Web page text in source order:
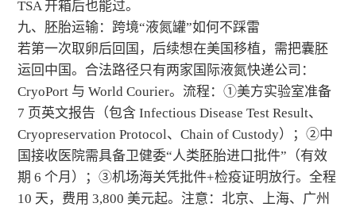
TSA 开箱后也能过。
九、胚胎运输：跨境“液氮罐”如何不踩雷
若第一次取卵后回国，后续想在美国移植，需把囊胚
运回中国。合法路径只有两家国际液氮快递公司：
CryoPort 与 World Courier。流程：①美方实验室准备
7 页英文报告（包含 Infectious Disease Test Result、
Cryopreservation Protocol、Chain of Custody）；②中
国接收医院需具备卫健委“人类胚胎进口批件”（有效
期 6 个月）；③机场海关凭批件+检疫证明放行。全程
10 天，费用 3,800 美元起。注意：北京、上海、广州